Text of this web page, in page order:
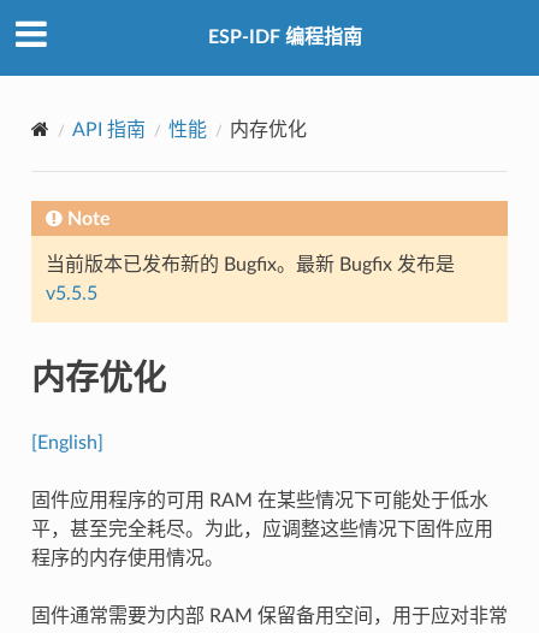
ESP-IDF 编程指南
API 指南 性能 内存优化
Note
当前版本已发布新的 Bugfix。最新 Bugfix 发布是
v5.5.5
内存优化
[English]
固件应用程序的可用 RAM 在某些情况下可能处于低水
平，甚至完全耗尽。为此，应调整这些情况下固件应用
程序的内存使用情况。
固件通常需要为内部 RAM 保留备用空间，用于应对非常